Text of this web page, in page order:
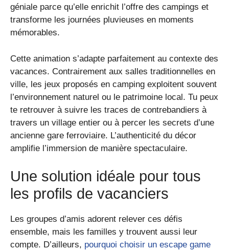
géniale parce qu’elle enrichit l’offre des campings et
transforme les journées pluvieuses en moments
mémorables.
Cette animation s’adapte parfaitement au contexte des
vacances. Contrairement aux salles traditionnelles en
ville, les jeux proposés en camping exploitent souvent
l’environnement naturel ou le patrimoine local. Tu peux
te retrouver à suivre les traces de contrebandiers à
travers un village entier ou à percer les secrets d’une
ancienne gare ferroviaire. L’authenticité du décor
amplifie l’immersion de manière spectaculaire.
Une solution idéale pour tous
les profils de vacanciers
Les groupes d’amis adorent relever ces défis
ensemble, mais les familles y trouvent aussi leur
compte. D’ailleurs, pourquoi choisir un escape game